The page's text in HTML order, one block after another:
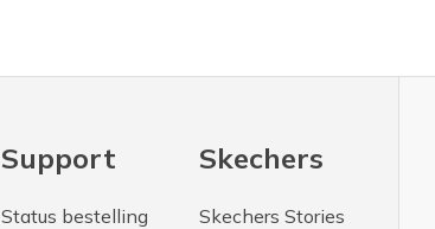
Support
Status bestelling
Skechers
Skechers Stories